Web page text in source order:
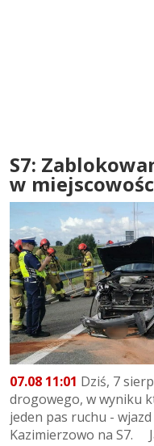
S7:
w
07.08 11:01 Dziś, 7
drogowego, w wyniku
jeden pas ruchu -
Kazimierzowo na S7.